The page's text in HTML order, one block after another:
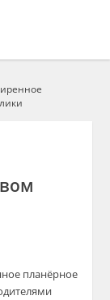
планёрное